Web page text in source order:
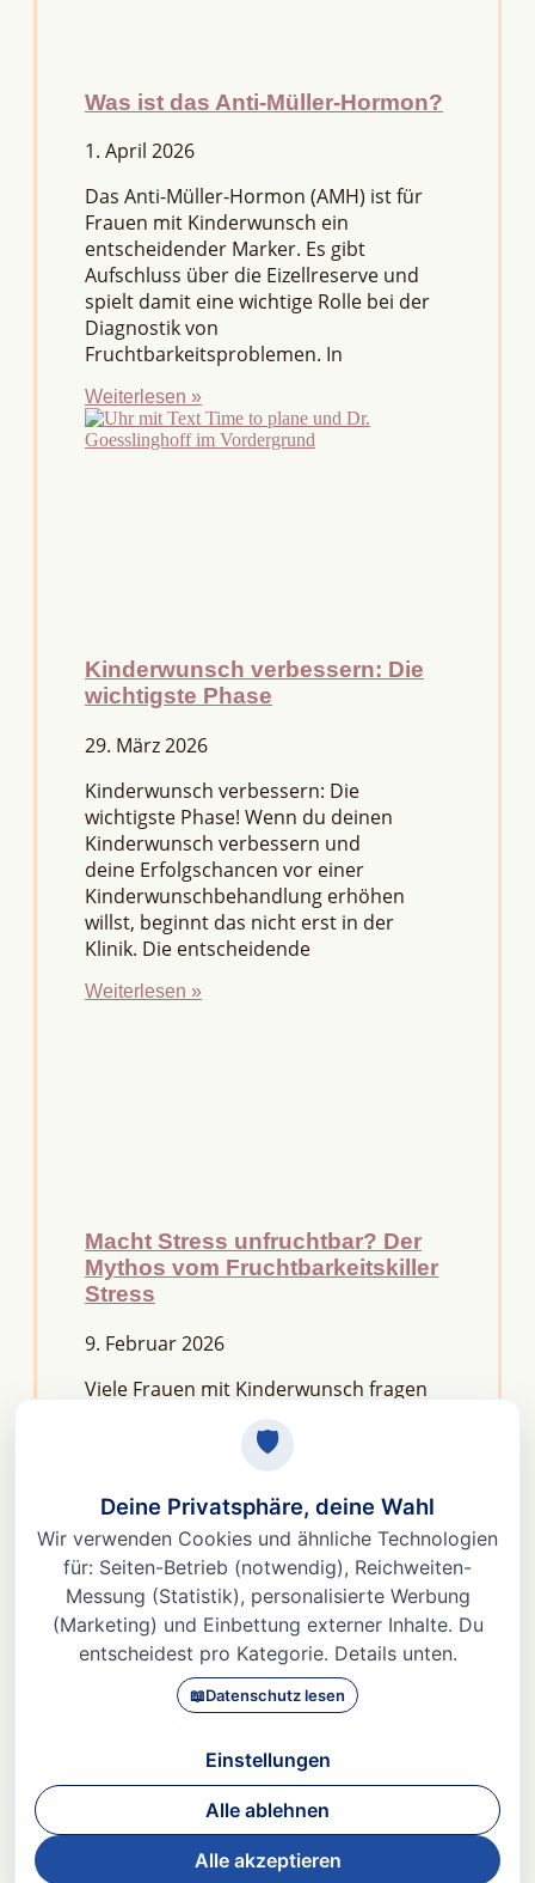
Was ist das Anti-Müller-Hormon?
1. April 2026
Das Anti-Müller-Hormon (AMH) ist für
Frauen mit Kinderwunsch ein
entscheidender Marker. Es gibt
Aufschluss über die Eizellreserve und
spielt damit eine wichtige Rolle bei der
Diagnostik von
Fruchtbarkeitsproblemen. In
Weiterlesen »
Kinderwunsch verbessern: Die
wichtigste Phase
29. März 2026
Kinderwunsch verbessern: Die
wichtigste Phase! Wenn du deinen
Kinderwunsch verbessern und
deine Erfolgschancen vor einer
Kinderwunschbehandlung erhöhen
willst, beginnt das nicht erst in der
Klinik. Die entscheidende
Weiterlesen »
Macht Stress unfruchtbar? Der
Mythos vom Fruchtbarkeitskiller
Stress
9. Februar 2026
Viele Frauen mit Kinderwunsch fragen
kurze Antwort lautet: Nein, aber er kann
Fruchtbarkeit aus dem Gleichgewicht
bringen. Denn Stress
Weiterlesen »
© 2026 Dr. med Heidi Gößlinghoff |
|
Datenschutz|AGBs